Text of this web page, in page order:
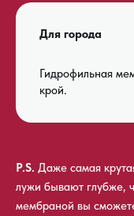
Для города
Гидрофильная
крой.
P.S. Даже самая
лужи бывают глубже,
мембраной вы